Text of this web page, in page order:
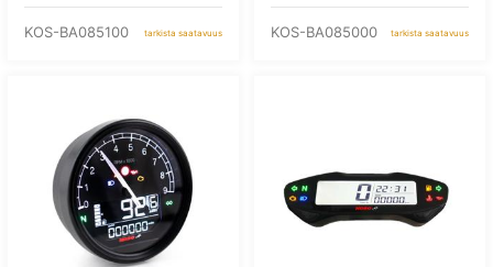
KOS-BA085100 tarkista saatavuus KOS-BA085000 tarkista saatavuus